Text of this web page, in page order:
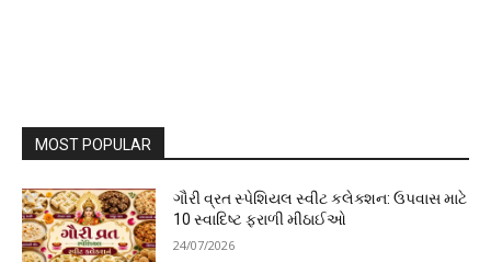
MOST POPULAR
ગૌરી વ્રત સ્પેશિયલ સ્વીટ કલેક્શન: ઉપવાસ માટે
10 સ્વાદિષ્ટ ફરાળી મીઠાઈઓ
24/07/2026